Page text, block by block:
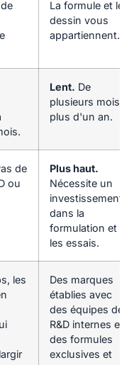
La formule et le
dessin vous
appartiennent.
Lent. De
plusieurs mois à
plus d'un an.
de
ou
Plus haut.
Nécessite un
investissement
dans la
formulation et
les essais.
les
Des marques
établies avec
des équipes de
R&D internes et
des formules
exclusives et